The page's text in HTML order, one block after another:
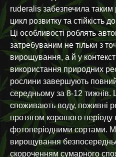
ruderalis забезпечила
цикл розвитку та стійкість
Ці особливості роблять
затребуваним не тільки з
вирощування, а й у
використання природних
рослини завершують
середньому за 8-12
споживають воду, поживні
протягом корошого періоду
фотоперіодними сортами.
вирощування
скороченням сумарного